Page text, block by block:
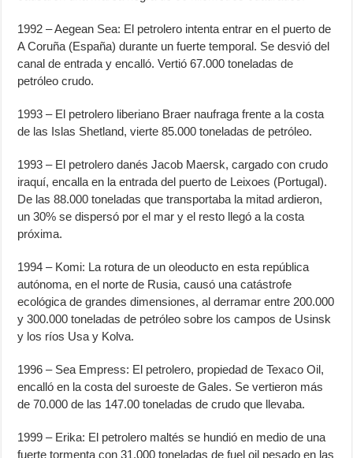
1992 – Aegean Sea: El petrolero intenta entrar en el puerto de
A Coruña (España) durante un fuerte temporal. Se desvió del
canal de entrada y encalló. Vertió 67.000 toneladas de
petróleo crudo.
1993 – El petrolero liberiano Braer naufraga frente a la costa
de las Islas Shetland, vierte 85.000 toneladas de petróleo.
1993 – El petrolero danés Jacob Maersk, cargado con crudo
iraquí, encalla en la entrada del puerto de Leixoes (Portugal).
De las 88.000 toneladas que transportaba la mitad ardieron,
un 30% se dispersó por el mar y el resto llegó a la costa
próxima.
1994 – Komi: La rotura de un oleoducto en esta república
autónoma, en el norte de Rusia, causó una catástrofe
ecológica de grandes dimensiones, al derramar entre 200.000
y 300.000 toneladas de petróleo sobre los campos de Usinsk
y los ríos Usa y Kolva.
1996 – Sea Empress: El petrolero, propiedad de Texaco Oil,
encalló en la costa del suroeste de Gales. Se vertieron más
de 70.000 de las 147.00 toneladas de crudo que llevaba.
1999 – Erika: El petrolero maltés se hundió en medio de una
fuerte tormenta con 31.000 toneladas de fuel oil pesado en las